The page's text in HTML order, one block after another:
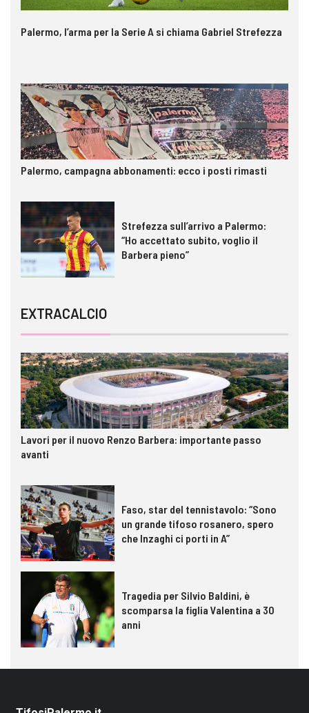
Palermo, l’arma per la Serie A si chiama Gabriel Strefezza
Palermo, campagna abbonamenti: ecco i posti rimasti
Strefezza sull’arrivo a Palermo:
“Ho accettato subito, voglio il
Barbera pieno”
EXTRACALCIO
Lavori per il nuovo Renzo Barbera: importante passo
avanti
Faso, star del tennistavolo: “Sono
un grande tifoso rosanero, spero
che Inzaghi ci porti in A”
Tragedia per Silvio Baldini, è
scomparsa la figlia Valentina a 30
anni